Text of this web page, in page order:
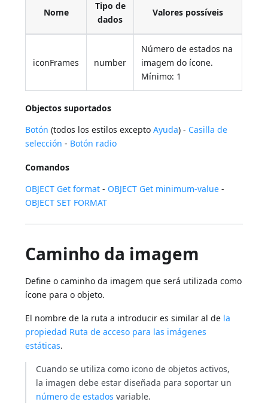
Nome
Tipo de
dados
Valores possíveis
iconFrames number
Número de estados na
imagem do ícone.
Mínimo: 1
Objectos suportados
Botón (todos los estilos exceptoAyuda) - Casilla de
selección - Botón radio
Comandos
OBJECT Get format - OBJECT Get minimum-value -
OBJECT SET FORMAT
Caminho da imagem
Define o caminho da imagem que será utilizada como
ícone para o objeto.
El nombre de la ruta a introducir es similar al de la
propiedad Ruta de acceso para las imágenes
estáticas.
Cuando se utiliza como icono de objetos activos,
la imagen debe estar diseñada para soportar un
número de estados variable.